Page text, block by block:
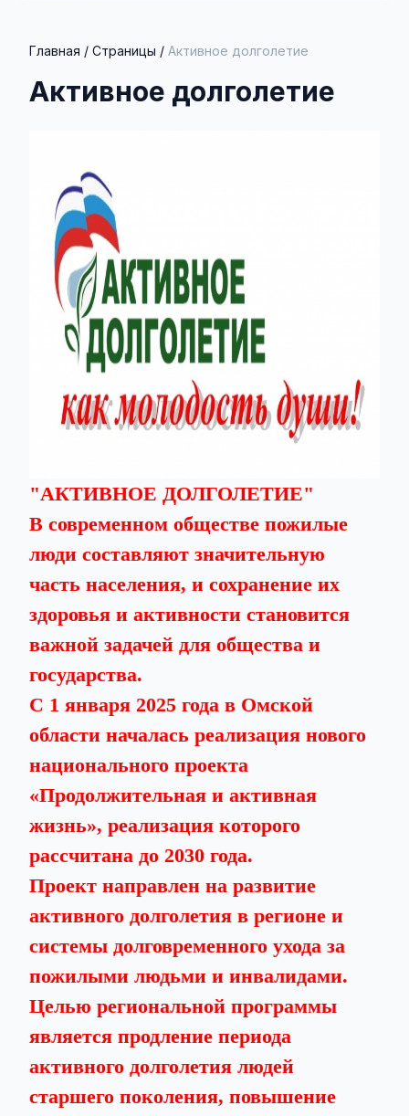
Главная / Страницы / Активное долголетие
Активное долголетие
"АКТИВНОЕ ДОЛГОЛЕТИЕ"
В современном обществе пожилые
люди составляют значительную
часть населения, и сохранение их
здоровья и активности становится
важной задачей для общества и
государства.
С 1 января 2025 года в Омской
области началась реализация нового
национального проекта
«Продолжительная и активная
жизнь», реализация которого
рассчитана до 2030 года.
Проект направлен на развитие
активного долголетия в регионе и
системы долговременного ухода за
пожилыми людьми и инвалидами.
Целью региональной программы
является продление периода
активного долголетия людей
старшего поколения, повышение